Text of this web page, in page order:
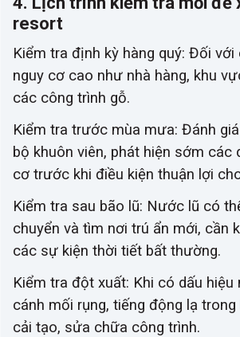
resort
Kiểm tra định kỳ hàng quý: Đối
nguy cơ cao như nhà hàng, khu
các công trình gỗ.
Kiểm tra trước mùa mưa: Đánh
bộ khuôn viên, phát hiện sớm các
cơ trước khi điều kiện thuận lợi
Kiểm tra sau bão lũ: Nước lũ có
chuyển và tìm nơi trú ẩn mới, cần
các sự kiện thời tiết bất thường.
Kiểm tra đột xuất: Khi có dấu hiệu
cánh mối rụng, tiếng động lạ
cải tạo, sửa chữa công trình.